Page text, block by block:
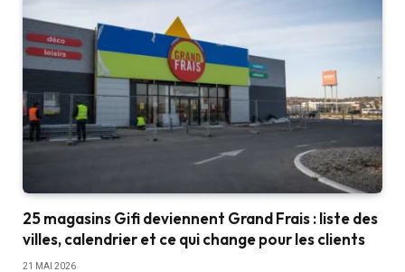
25 magasins Gifi deviennent Grand Frais : liste des
villes, calendrier et ce qui change pour les clients
21 MAI 2026